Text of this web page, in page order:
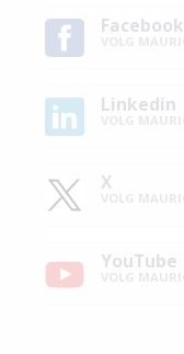
Facebook
Linkedin
X
YouTube